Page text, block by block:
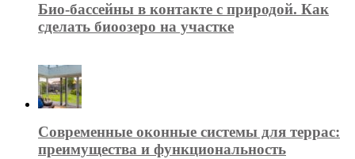
Био-бассейны в контакте с природой. Как
сделать биоозеро на участке
Современные оконные системы для террас:
преимущества и функциональность